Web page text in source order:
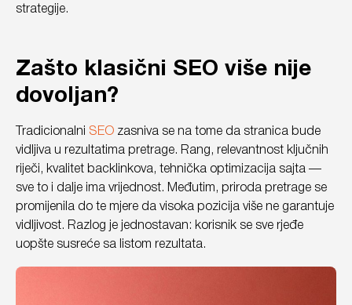
strategije.
Zašto klasični SEO više nije
dovoljan?
Tradicionalni SEO zasniva se na tome da stranica bude
vidljiva u rezultatima pretrage. Rang, relevantnost ključnih
riječi, kvalitet backlinkova, tehnička optimizacija sajta —
sve to i dalje ima vrijednost. Međutim, priroda pretrage se
promijenila do te mjere da visoka pozicija više ne garantuje
vidljivost. Razlog je jednostavan: korisnik se sve rjeđe
uopšte susreće sa listom rezultata.